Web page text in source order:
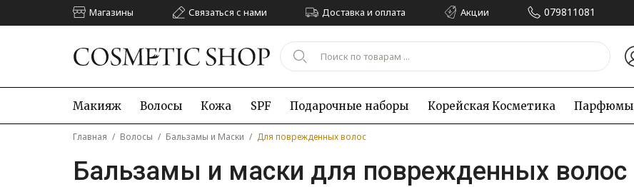
Магазины Связаться с нами Доставка и оплата Акции 079811081
Макияж Волосы Кожа SPF Подарочные наборы Корейская Kосметика Парфюмы
Главная / Волосы / Бальзамы и Маски / Для поврежденных волос
Бальзамы и маски для поврежденных волос